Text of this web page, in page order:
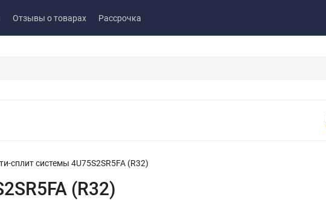
Отзывы о товарах Рассрочка
сплит системы 4U75S2SR5FA (R32)
(R32)